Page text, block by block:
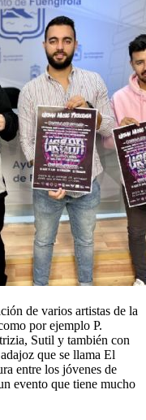
de varios artistas de la
por ejemplo P.
Sutil y también con
que se llama El
entre los jóvenes de
evento que tiene mucho